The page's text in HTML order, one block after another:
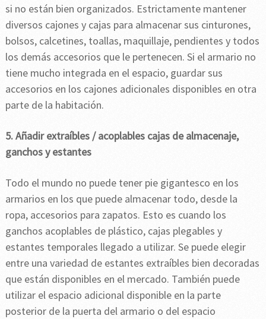
si no están bien organizados. Estrictamente mantener
diversos cajones y cajas para almacenar sus cinturones,
bolsos, calcetines, toallas, maquillaje, pendientes y todos
los demás accesorios que le pertenecen. Si el armario no
tiene mucho integrada en el espacio, guardar sus
accesorios en los cajones adicionales disponibles en otra
parte de la habitación.
5. Añadir extraíbles / acoplables cajas de almacenaje,
ganchos y estantes
Todo el mundo no puede tener pie gigantesco en los
armarios en los que puede almacenar todo, desde la
ropa, accesorios para zapatos. Esto es cuando los
ganchos acoplables de plástico, cajas plegables y
estantes temporales llegado a utilizar. Se puede elegir
entre una variedad de estantes extraíbles bien decoradas
que están disponibles en el mercado. También puede
utilizar el espacio adicional disponible en la parte
posterior de la puerta del armario o del espacio